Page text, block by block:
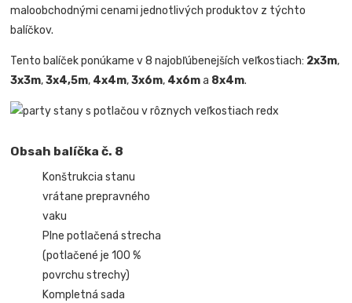
maloobchodnými cenami jednotlivých produktov z týchto
balíčkov.
Tento balíček ponúkame v 8 najobľúbenejších veľkostiach: 2x3m,
3x3m,3x4,5m, 4x4m,3x6m, 4x6ma 8x4m.
Obsah balíčka č. 8
Konštrukcia stanu
vrátane prepravného
vaku
Plne potlačená strecha
(potlačené je 100 %
povrchu strechy)
Kompletná sada